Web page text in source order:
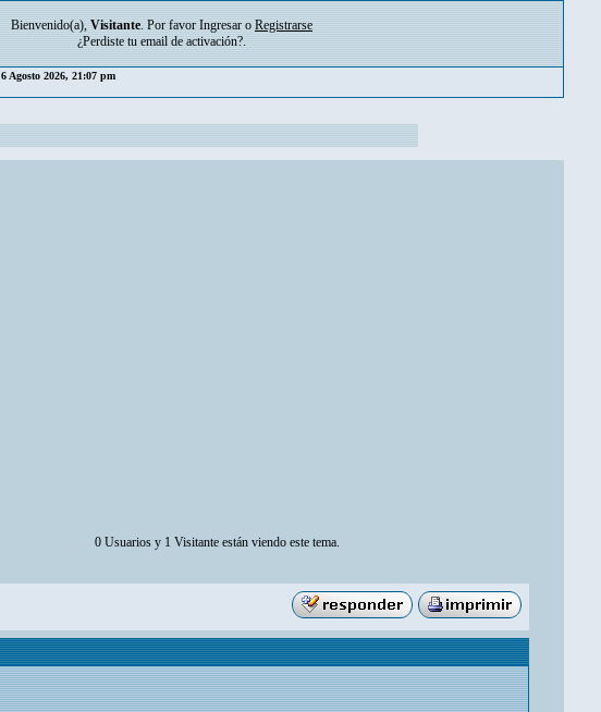
Bienvenido(a), Visitante. Por favor Ingresar o Registrarse
¿Perdiste tu email de activación?.
6 Agosto 2026, 21:07 pm
0 Usuarios y 1 Visitante están viendo este tema.